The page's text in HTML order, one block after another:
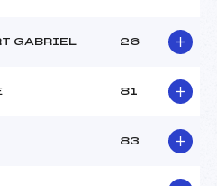
GABRIEL 26
81
83